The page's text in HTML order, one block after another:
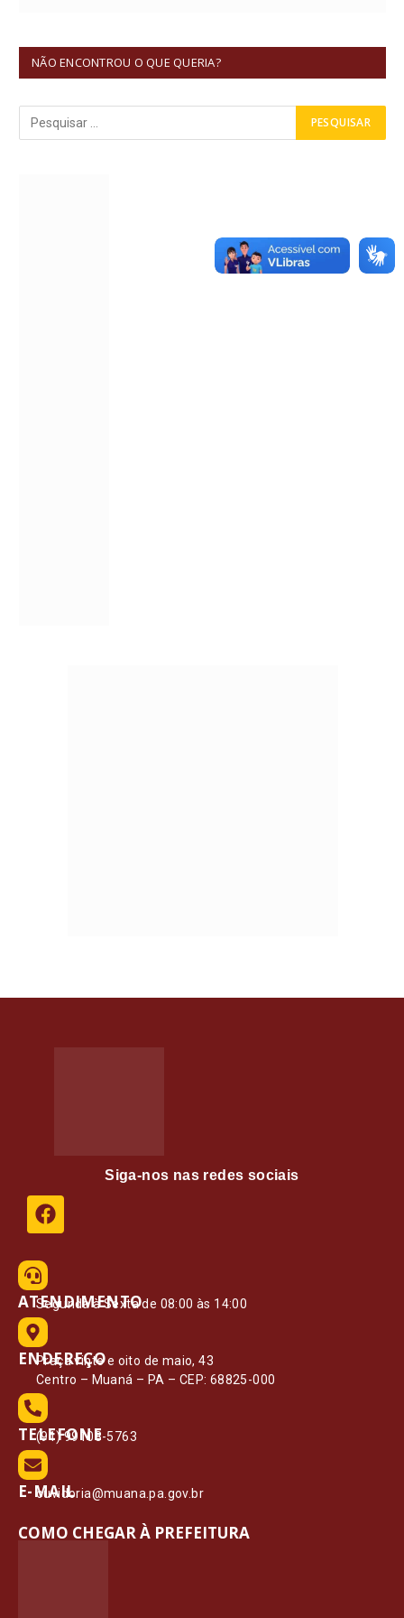
NÃO ENCONTROU O QUE QUERIA?
Siga-nos nas redes sociais
ATENDIMENTO
Segunda à Sexta de 08:00 às 14:00
ENDEREÇO
Praça vinte e oito de maio, 43
Centro – Muaná – PA – CEP: 68825-000
TELEFONE
(91) 99108-5763
E-MAIL
ouvidoria@muana.pa.gov.br
COMO CHEGAR À PREFEITURA